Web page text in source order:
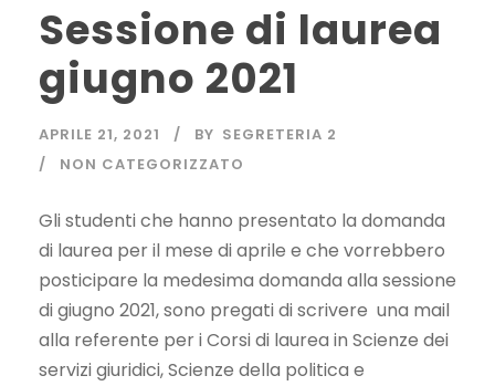
Sessione di laurea
giugno 2021
APRILE 21, 2021 BY SEGRETERIA 2
NON CATEGORIZZATO
Gli studenti che hanno presentato la domanda
di laurea per il mese di aprile e che vorrebbero
posticipare la medesima domanda alla sessione
di giugno 2021, sono pregati di scrivere una mail
alla referente per i Corsi di laurea in Scienze dei
servizi giuridici, Scienze della politica e